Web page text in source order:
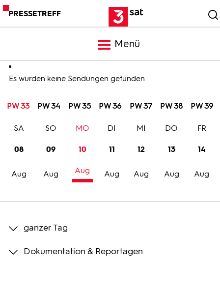
PRESSETREFF
Menü
Meldungen
Programm
Trailer
Bilder
Es wurden keine Sendungen gefunden
PW 33 PW 34 PW 35 PW 36 PW 37 PW 38 PW 39
08
Aug
SA
09
Aug
SO
10
Aug
MO
11
Aug
DI
12
Aug
MI
13
Aug
DO
14
Aug
FR
ganzer Tag
Dokumentation & Reportagen